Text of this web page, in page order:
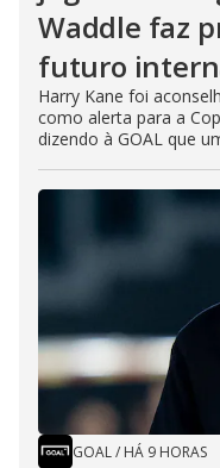
Waddle faz
futuro
Harry Kane foi
como alerta para a
dizendo à GOAL que
GOAL/ HÁ 9 HORAS